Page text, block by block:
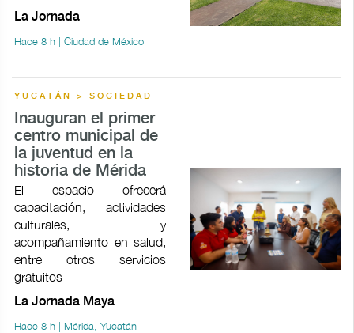
La Jornada
Hace 8 h | Ciudad de México
YUCATÁN > SOCIEDAD
Inauguran el primer
centro municipal de
la juventud en la
historia de Mérida
El espacio ofrecerá
capacitación, actividades
culturales, y
acompañamiento en salud,
entre otros servicios
gratuitos
La Jornada Maya
Hace 8 h | Mérida, Yucatán